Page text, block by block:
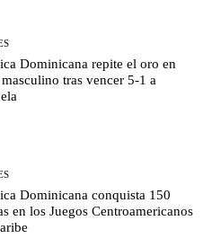
Dominicana repite el oro en
tras vencer 5-1 a
Dominicana conquista 150
en los Juegos Centroamericanos